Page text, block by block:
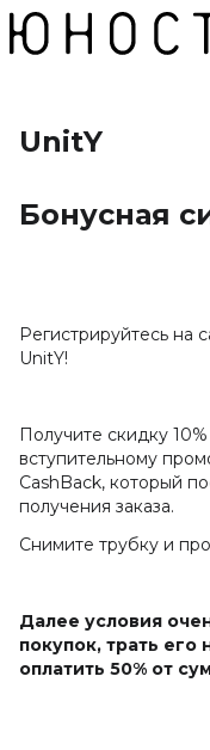
UnitY
Бонусная
Регистрируйтесь на
UnitY!
Получите скидку
вступительному
CashBack, который
получения заказа.
Снимите трубку и
Далее условия
покупок, трать
оплатить 50% от